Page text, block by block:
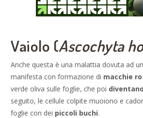
Vaiolo (Ascochyta
Anche questa è una malattia dovuta ad
manifesta con formazione di macchie
verde oliva sulle foglie, che poi
seguito, le cellule colpite muoiono e
foglie con dei piccoli buchi.